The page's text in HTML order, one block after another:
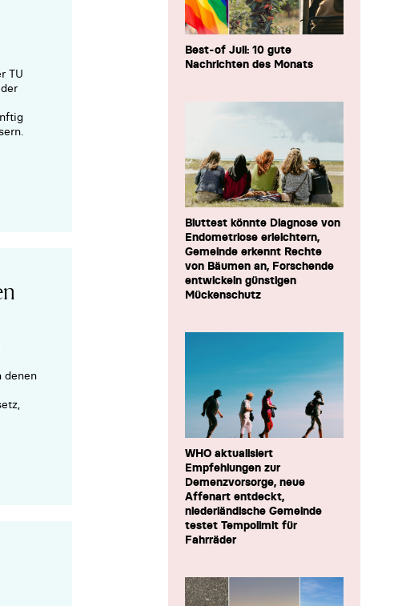
TU
denen
Best-of Juli: 10 gute
Nachrichten des Monats
Bluttest könnte Diagnose von
Endometriose erleichtern,
Gemeinde erkennt Rechte
von Bäumen an, Forschende
entwickeln günstigen
Mückenschutz
WHO aktualisiert
Empfehlungen zur
Demenzvorsorge, neue
Affenart entdeckt,
niederländische Gemeinde
testet Tempolimit für
Fahrräder